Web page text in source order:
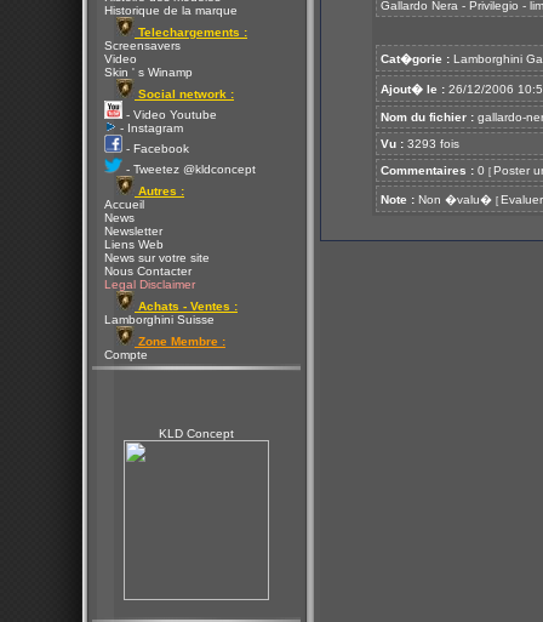
Historique de la marque
Telechargements :
Screensavers
Video
Skin ' s Winamp
Social network :
- Video Youtube
- Instagram
- Facebook
- Tweetez @kldconcept
Autres :
Accueil
News
Newsletter
Liens Web
News sur votre site
Nous Contacter
Legal Disclaimer
Achats - Ventes :
Lamborghini Suisse
Zone Membre :
Compte
KLD Concept
Gallardo Nera - Privilegio -
Cat�gorie : Lamborghini
Ajout� le : 26/12/2006
Nom du fichier : gallardo-
Vu : 3293 fois
Commentaires : 0 [ Poster
Note : Non �valu� [ Evaluer